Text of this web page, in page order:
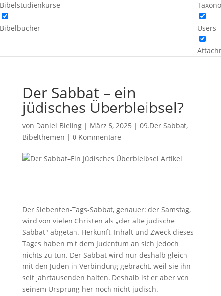
Bibelstudienkurse
Bibelbücher Users
Der Sabbat – ein
jüdisches Überbleibsel?
von Daniel Bieling| März 5, 2025 | 09.Der Sabbat,
Bibelthemen | 0 Kommentare
Der Siebenten-Tags-Sabbat, genauer: der Samstag,
wird von vielen Christen als „der alte jüdische
Sabbat" abgetan. Herkunft, Inhalt und Zweck dieses
Tages haben mit dem Judentum an sich jedoch
nichts zu tun. Der Sabbat wird nur deshalb gleich
mit den Juden in Verbindung gebracht, weil sie ihn
seit Jahrtausenden halten. Deshalb ist er aber von
seinem Ursprung her noch nicht jüdisch.